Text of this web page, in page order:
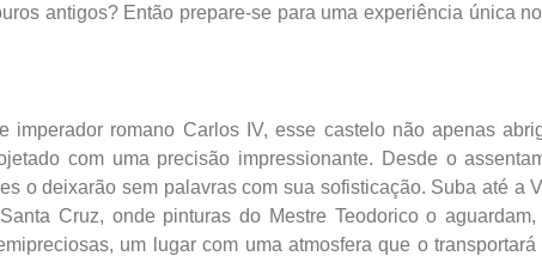
antigos? Então prepare-se para uma experiência única
imperador romano Carlos IV, esse castelo não apenas
com uma precisão impressionante. Desde o
o deixarão sem palavras com sua sofisticação. Suba até a
Cruz, onde pinturas do Mestre Teodorico o aguardam,
um lugar com uma atmosfera que o transportará